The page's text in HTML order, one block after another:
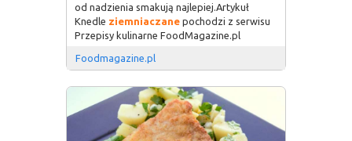
od nadzienia smakują najlepiej.Artykuł
Knedle ziemniaczane pochodzi z serwisu
Przepisy kulinarne FoodMagazine.pl
Foodmagazine.pl